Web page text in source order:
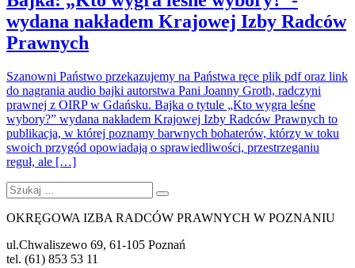
wydana nakładem Krajowej Izby Radców
Prawnych
Szanowni Państwo przekazujemy na Państwa ręce plik pdf oraz link
do nagrania audio bajki autorstwa Pani Joanny Groth, radczyni
prawnej z OIRP w Gdańsku. Bajka o tytule „Kto wygra leśne
wybory?” wydana nakładem Krajowej Izby Radców Prawnych to
publikacja, w której poznamy barwnych bohaterów, którzy w toku
swoich przygód opowiadają o sprawiedliwości, przestrzeganiu
reguł, ale […]
Szukaj:
Szukaj
OKRĘGOWA IZBA RADCÓW PRAWNYCH W POZNANIU
ul.Chwaliszewo 69, 61-105 Poznań
tel. (61) 853 53 11